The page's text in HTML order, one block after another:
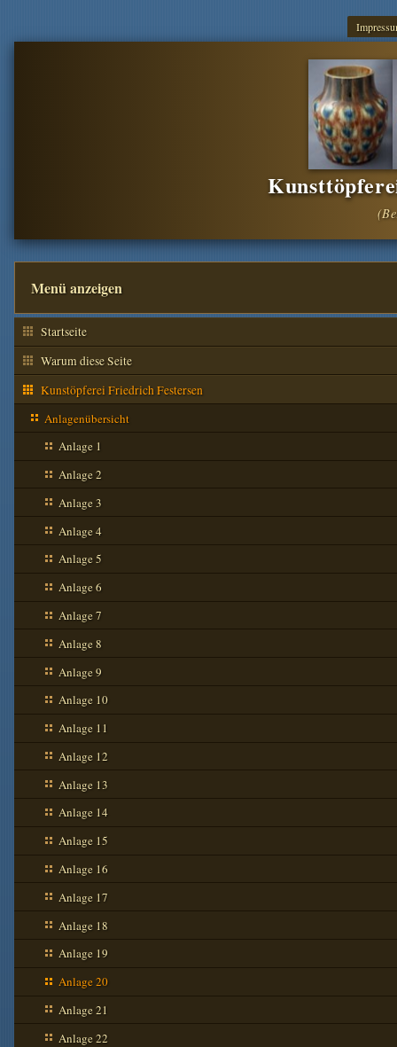
Menü anzeigen
Startseite
Warum diese Seite
Kunstöpferei Friedrich Festersen
Anlagenübersicht
Anlage 1
Anlage 2
Anlage 3
Anlage 4
Anlage 5
Anlage 6
Anlage 7
Anlage 8
Anlage 9
Anlage 10
Anlage 11
Anlage 12
Anlage 13
Anlage 14
Anlage 15
Anlage 16
Anlage 17
Anlage 18
Anlage 19
Anlage 20
Anlage 21
Anlage 22